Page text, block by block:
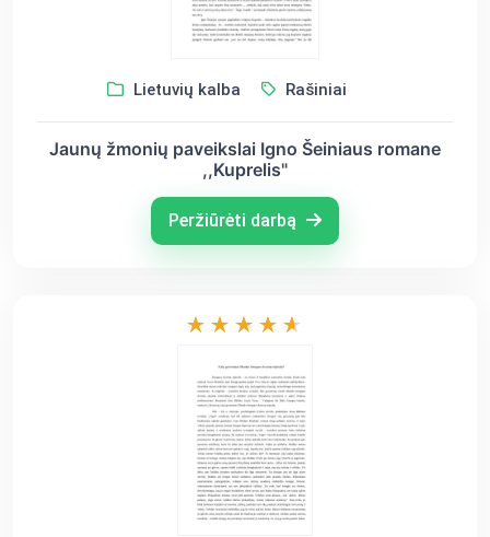
Lietuvių kalba Rašiniai
Jaunų žmonių paveikslai Igno Šeiniaus romane
,,Kuprelis"
Peržiūrėti darbą